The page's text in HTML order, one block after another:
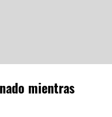
mientras